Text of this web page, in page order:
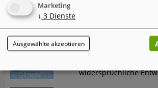
entscheidend sind
Der neue Cyber Risk
TrendAI (Trend Micro)
widersprüchliche
Marketing
↓ 3 Dienste
Ausgewählte akzeptieren